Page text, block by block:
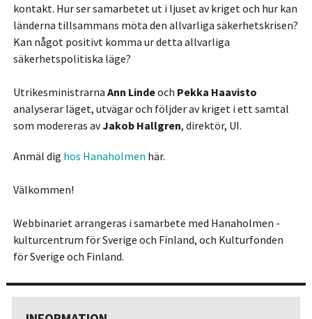
kontakt. Hur ser samarbetet ut i ljuset av kriget och hur kan
länderna tillsammans möta den allvarliga säkerhetskrisen?
Kan något positivt komma ur detta allvarliga
säkerhetspolitiska läge?
Utrikesministrarna Ann Lindeoch Pekka Haavisto
analyserar läget, utvägar och följder av kriget i ett samtal
som modereras avJakob Hallgren, direktör, UI.
Anmäl dig hos Hanaholmen här.
Välkommen!
Webbinariet arrangeras i samarbete med Hanaholmen -
kulturcentrum för Sverige och Finland, och Kulturfonden
för Sverige och Finland.